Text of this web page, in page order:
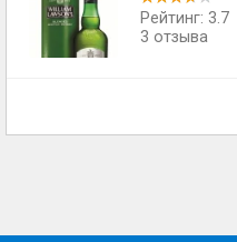
Рейтинг: 3.7
3 отзыва